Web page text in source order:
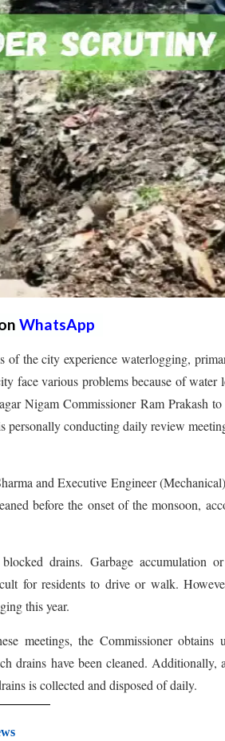
WhatsApp
of the city experience waterlogging,
face various problems because of water
Nigam Commissioner Ram Prakash
personally conducting daily review
and Executive Engineer
before the onset of the monsoon,
drains. Garbage accumulation
for residents to drive or walk.
this year.
meetings, the Commissioner obtains
drains have been cleaned. Additionally,
is collected and disposed of daily.